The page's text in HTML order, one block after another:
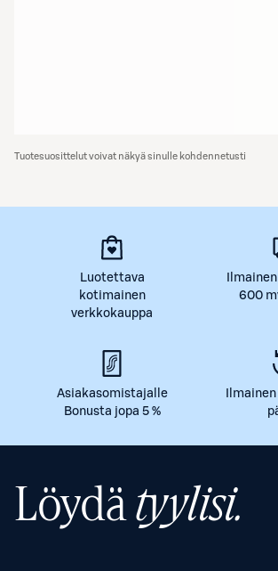
Tuotesuosittelut voivat näkyä sinulle kohdennetusti
Luotettava
kotimainen
verkkokauppa
600
Asiakasomistajalle
Bonusta jopa 5 %
Löydätyylisi.